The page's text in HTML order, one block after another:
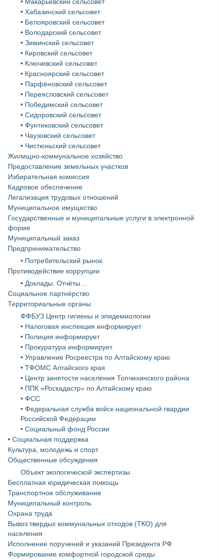
• Хабазинский сельсовет
• Белояровский сельсовет
• Володарский сельсовет
• Зиминский сельсовет
• Кировский сельсовет
• Ключевский сельсовет
• Красноярский сельсовет
• Парфёновский сельсовет
• Переясловский сельсовет
• Победимский сельсовет
• Сидоровский сельсовет
• Фунтиковский сельсовет
• Чаузовский сельсовет
• Чистюньский сельсовет
Жилищно-коммунальное хозяйство
Предоставление земельных участков
Избирательная комиссия
Кадровое обеспечение
Легализация трудовых отношений
Муниципальное имущество
Государственные и муниципальные услуги в электронной
форме
Муниципальный заказ
Предпринимательство
• Потребительский рынок
Противодействие коррупции
• Доклады. Отчёты…
Социальное партнёрство
Территориальные органы
ФФБУЗ Центр гигиены и эпидемиологии
• Налоговая инспекция информирует
• Полиция информирует
• Прокуратура информирует
• Управление Росреестра по Алтайскому краю
• ТФОМС Алтайского края
• Центр занятости населения Топчихинского района
• ППК «Роскадастр» по Алтайскому краю
• ФСС
• Федеральная служба войск национальной гвардии
Российской Федерации
• Социальный фонд России
• Социальная поддержка
Культура, молодежь и спорт
Общественные обсуждения
Объект экологической экспертизы
Бесплатная юридическая помощь
Транспортное обслуживание
Муниципальный контроль
Охрана труда
Вывоз твердых коммунальных отходов (ТКО) для
населения
Исполнение поручений и указаний Президента РФ
Формирование комфортной городской среды